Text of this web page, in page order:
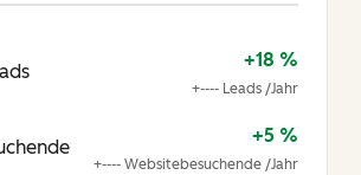
+18 %
+---- Leads /Jahr
+5 %
+---- Websitebesuchende /Jahr